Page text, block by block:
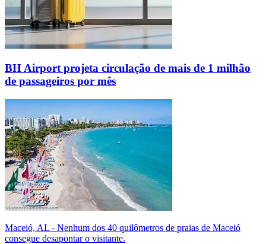
BH Airport projeta circulação de mais de 1 milhão
de passageiros por mês
Maceió, AL - Nenhum dos 40 quilômetros de praias de Maceió
consegue desapontar o visitante.